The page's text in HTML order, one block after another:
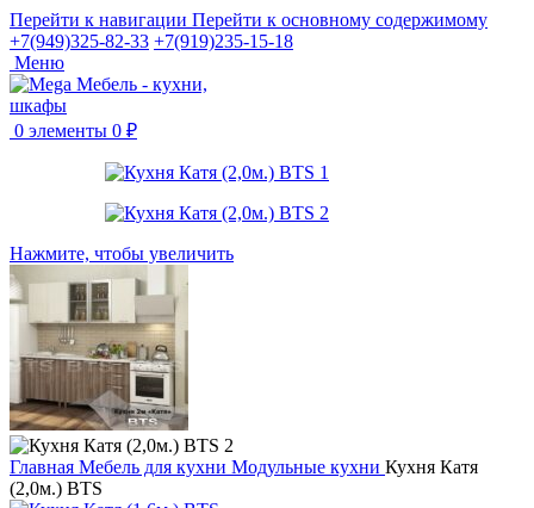
Перейти к навигации Перейти к основному содержимому
+7(949)325-82-33 +7(919)235-15-18
Меню
0 элементы 0 ₽
Нажмите, чтобы увеличить
Главная Мебель для кухни Модульные кухни Кухня Катя
(2,0м.) BTS